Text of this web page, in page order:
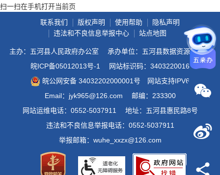
扫一扫在手机打开当前页
联系我们
版权声明 使用帮助
隐私声明
违法和不良信息举报中心
站点地图
主办：五河县人民政府办公室
承办单位：五河县数据资源管理局
皖ICP备05012013号-1
网站标识码：3403220016
皖公网安备 34032202000001号
网站支持IPV6
Email：jyk965@126.com
邮编：233300
网站运维电话：0552-5037911
地址：五河县惠民路8号
违法和不良信息举报电话：0552-5037911
举报邮箱：wuhe_xxzx@126.com